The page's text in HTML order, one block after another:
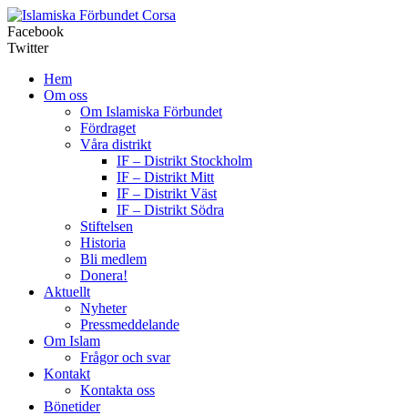
Corsa
Facebook
Twitter
Hem
Om oss
Om Islamiska Förbundet
Fördraget
Våra distrikt
IF – Distrikt Stockholm
IF – Distrikt Mitt
IF – Distrikt Väst
IF – Distrikt Södra
Stiftelsen
Historia
Bli medlem
Donera!
Aktuellt
Nyheter
Pressmeddelande
Om Islam
Frågor och svar
Kontakt
Kontakta oss
Bönetider